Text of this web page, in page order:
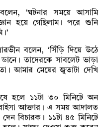
‘ঘটনার সময়ে আসামি
হয়ে গেছিলাম। পরে শুনি
বলেন, ‘সিঁড়ি দিয়ে উঠে
তাদেরকে সাবলেট ভাড়া
আমার মেয়ের জুতাটা দেখি
হলে ১১টা ৩০ মিনিটে অন
রাইসা আক্তার। এ সময় আদালত
বিচারক। ১১টা ৪৫ মিনিটে